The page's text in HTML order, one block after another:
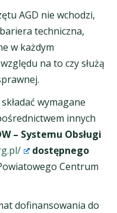
AGD nie wchodzi,
techniczna,
w każdym
na to czy służą
wymagane
innych
– Systemu Obsługi
dostępnego
Centrum
dofinansowania do